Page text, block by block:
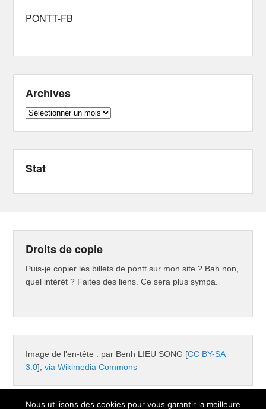
PONTT-FB
Archives
Archives
Stat
Droits de copie
Puis-je copier les billets de pontt sur mon site ? Bah non,
quel intérêt ? Faites des liens. Ce sera plus sympa.
Image de l'en-tête : par Benh LIEU SONG [CC BY-SA
3.0],via Wikimedia Commons
Nous utilisons des cookies pour vous garantir la meilleure